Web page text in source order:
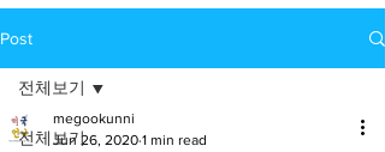
Post
전체보기
전체보기
megookunni
Jun 26, 2020 1 min read